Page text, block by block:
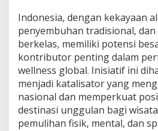
Indonesia, dengan kekayaan
penyembuhan tradisional,
berkelas, memiliki potensi
kontributor penting dalam
wellness global. Inisiatif ini
menjadi katalisator yang
nasional dan memperkuat
destinasi unggulan bagi
pemulihan fisik, mental, dan